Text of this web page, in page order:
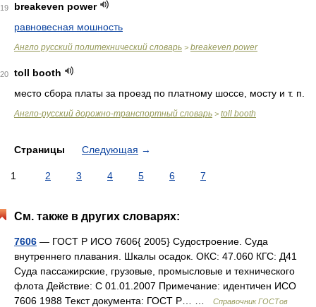
19
breakeven power
равновесная мошность
Англо русский политехнический словарь > breakeven power
20
toll booth
место сбора платы за проезд по платному шоссе, мосту и т. п.
Англо-русский дорожно-транспортный словарь > toll booth
Страницы Следующая →
1 2 3 4 5 6 7
См. также в других словарях:
7606 — ГОСТ Р ИСО 7606{ 2005} Судостроение. Суда
внутреннего плавания. Шкалы осадок. ОКС: 47.060 КГС: Д41
Суда пассажирские, грузовые, промысловые и технического
флота Действие: С 01.01.2007 Примечание: идентичен ИСО
7606 1988 Текст документа: ГОСТ Р… …
Справочник ГОСТов